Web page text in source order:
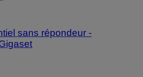
sans répondeur -